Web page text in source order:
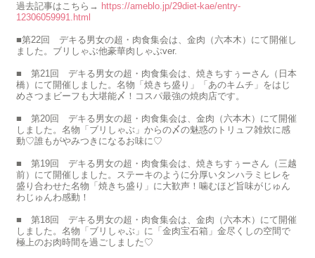
過去記事はこちら→ https://ameblo.jp/29diet-kae/entry-
12306059991.html
■第22回 デキる男女の超・肉食集会は、金肉（六本木）にて開催し
ました。ブリしゃぶ他豪華肉しゃぶver.
■ 第21回 デキる男女の超・肉食集会は、焼きちすぅーさん（日本
橋）にて開催しました。名物「焼きち盛り」「あのキムチ」をはじ
めさつまビーフも大堪能〆！コスパ最強の焼肉店です。
■ 第20回 デキる男女の超・肉食集会は、金肉（六本木）にて開催
しました。名物「ブリしゃぶ」からの〆の魅惑のトリュフ雑炊に感
動♡誰もがやみつきになるお味に♡
■ 第19回 デキる男女の超・肉食集会は、焼きちすぅーさん（三越
前）にて開催しました。ステーキのように分厚いタンハラミヒレを
盛り合わせた名物「焼きち盛り」に大歓声！噛むほど旨味がじゅん
わじゅんわ感動！
■ 第18回 デキる男女の超・肉食集会は、金肉（六本木）にて開催
しました。名物「ブリしゃぶ」に「金肉宝石箱」金尽くしの空間で
極上のお肉時間を過ごしました♡